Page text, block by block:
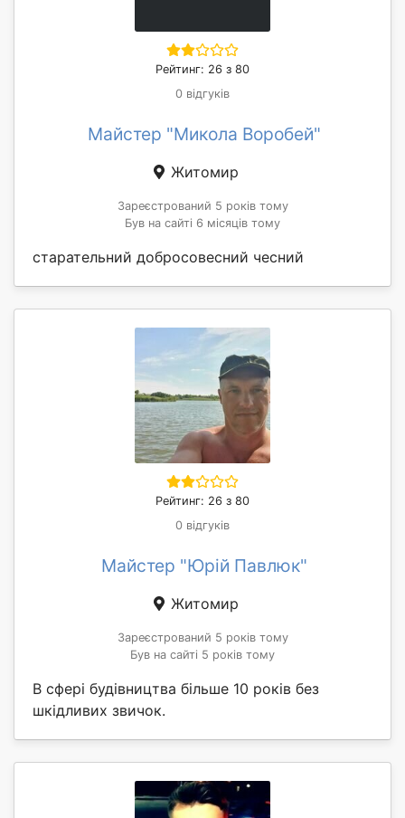
Рейтинг: 26 з 80
0 відгуків
Майстер "Микола Воробей"
Житомир
Зареєстрований 5 років тому
Був на сайті 6 місяців тому
старательний добросовесний чесний
Рейтинг: 26 з 80
0 відгуків
Майстер "Юрій Павлюк"
Житомир
Зареєстрований 5 років тому
Був на сайті 5 років тому
В сфері будівництва більше 10 років без
шкідливих звичок.